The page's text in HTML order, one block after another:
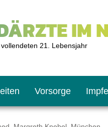
IM
21. Lebensjahr
Vorsorge
U6